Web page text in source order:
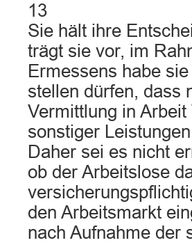
13
Sie hält ihre
trägt sie vor, im
Ermessens habe
stellen dürfen, dass
Vermittlung in
sonstiger
Daher sei es nicht
ob der Arbeitslose
den Arbeitsmarkt
nach Aufnahme der